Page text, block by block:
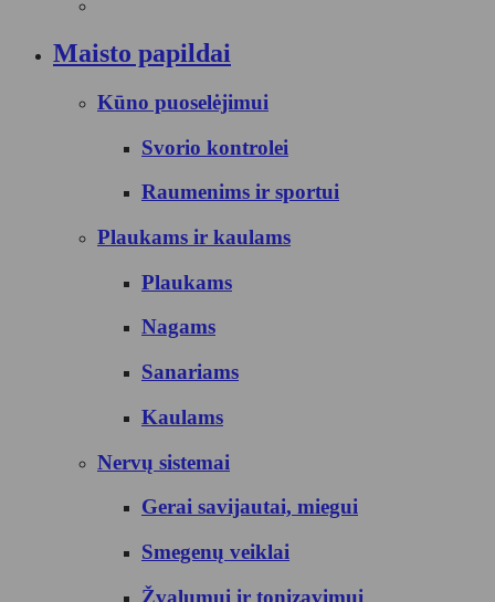
Maisto papildai
Kūno puoselėjimui
Svorio kontrolei
Raumenims ir sportui
Plaukams ir kaulams
Plaukams
Nagams
Sanariams
Kaulams
Nervų sistemai
Gerai savijautai, miegui
Smegenų veiklai
Žvalumui ir tonizavimui